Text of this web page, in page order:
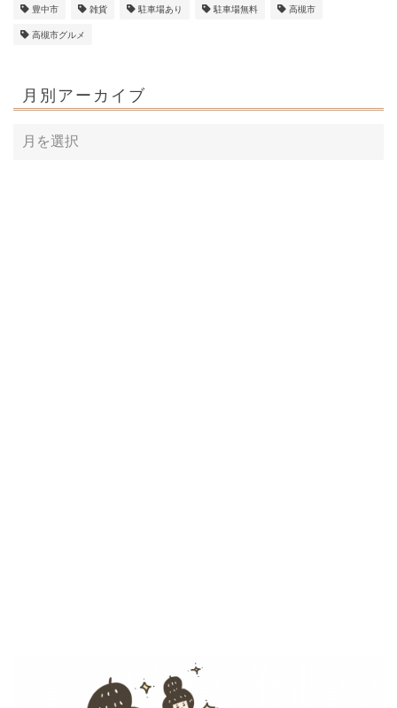
豊中市 雑貨 駐車場あり 駐車場無料 高槻市
高槻市グルメ
月別アーカイブ